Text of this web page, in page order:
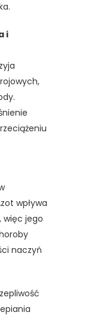
i
wpływa
więc jego
naczyń